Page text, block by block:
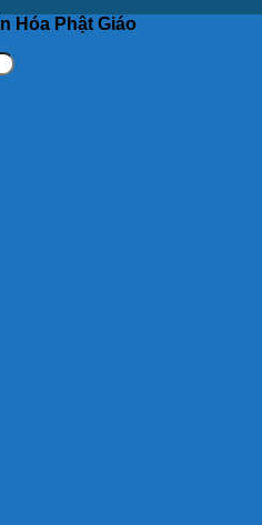
Hóa Phật Giáo